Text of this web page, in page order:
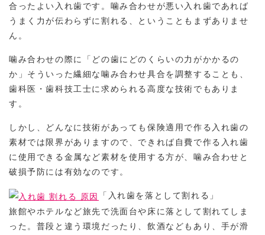
合ったよい入れ歯です。噛み合わせが悪い入れ歯であれば
うまく力が伝わらずに割れる、ということもまずありませ
ん。
噛み合わせの際に「どの歯にどのくらいの力がかかるの
か」そういった繊細な噛み合わせ具合を調整することも、
歯科医・歯科技工士に求められる高度な技術でもありま
す。
しかし、どんなに技術があっても保険適用で作る入れ歯の
素材では限界がありますので、できれば自費で作る入れ歯
に使用できる金属など素材を使用する方が、噛み合わせと
破損予防には有効なのです。
「入れ歯を落として割れる」
旅館やホテルなど旅先で洗面台や床に落として割れてしま
った。普段と違う環境だったり、飲酒などもあり、手が滑